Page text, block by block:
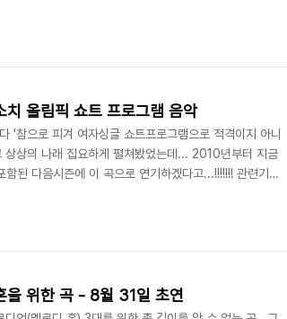
도 음악소리도 안들리는 아주 조용한 공간으로 운영이 되
입장이 가능한데..
올림픽 쇼트 프로그램 음악
으로 피겨 여자싱글 쇼트프로그램으로 적격이지 아니
상상의 나래 집요하게 펼쳐봤었는데... 2010년부터 지금
된 다음시즌에 이 곡으로 연기하겠다고...!!!!!!! 관련기사
페어의 연기를 보면서 피아노 편곡 버젼의 Send in the
스케이팅을..
을 위한 곡 - 8월 31일 초연